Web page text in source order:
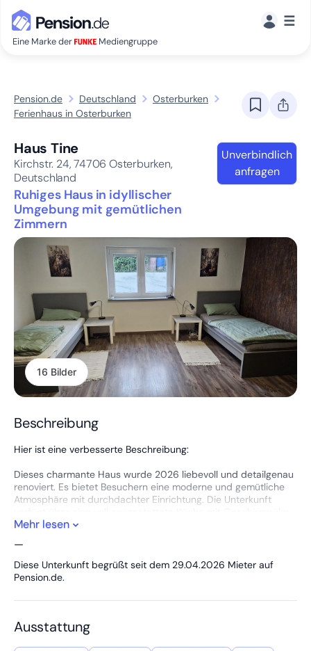
Eine Marke der Mediengruppe
☰
Pension.de Deutschland
Osterburken
Ferienhaus in Osterburken
Haus Tine
Kirchstr. 24,74706Osterburken,
Deutschland
Ruhiges Haus in idyllischer
Umgebung mit gemütlichen
Zimmern
Unverbindlich
anfragen
16 Bilder
Beschreibung
Hier ist eine verbesserte Beschreibung:
Dieses charmante Haus wurde 2026 liebevoll und detailgenau
renoviert. Es bietet Besuchern eine moderne und gemütliche
Atmosphäre mit durchdachter Einrichtung. Die Unterkunft
Kühlschrank und Mikrowelle, was das Selbstkochen angenehm
Die Räumlichkeiten sind mit bequemen getrennten Betten
ausgestattet und verfügen über ein sauberes Badezimmer mit
connected bleiben können.
Die Lage ist besonders reizvoll: Osterburken liegt in einer
ruhigen Gegend mit guter Anbindung. In der Nähe befinden
Mehr lesen
—
Diese Unterkunft begrüßt seit dem 29.04.2026 Mieter auf
Pension.de.
Ausstattung